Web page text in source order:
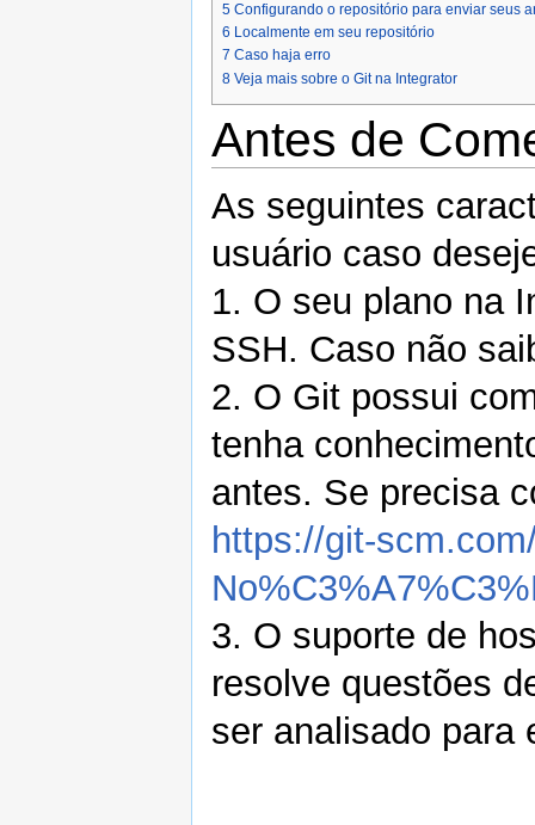
5 Configurando o repositório para enviar seus
6 Localmente em seu repositório
7 Caso haja erro
8 Veja mais sobre o Git na Integrator
Antes de
As seguintes
usuário caso
1. O seu plano na
SSH. Caso não
2. O Git possui
tenha
antes. Se precisa
https://git-
3. O suporte de
resolve questões
ser analisado para